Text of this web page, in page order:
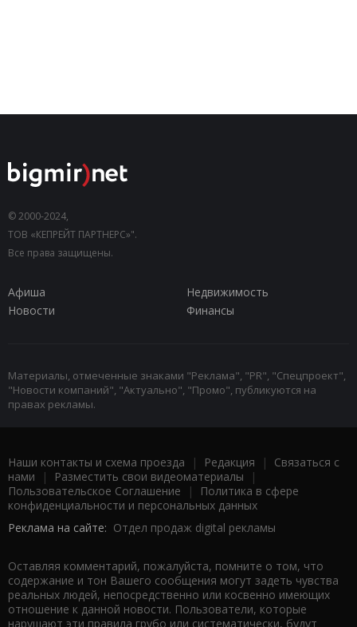
© 2000-2024,
ТОВ «КЕПРЕЙТ ПАРТНЕРС»".
Все права защищены.
Афиша
Недвижимость
Новости
Финансы
Материалы, отмеченные знаками "Реклама", "PR", "Спецпроект",
"Новости компаний", "Актуально", "Промо", публикуются на
правах рекламы.
Наши контакты и схема проезда | Редакция | Связаться с
нами | Разместить свои видеоматериалы |
Пользовательское Соглашение |
Политика в сфере
конфиденциальности и персональных данных
Реклама на сайте: Отдел продаж digital рекламы
Оставляя комментарий, пожалуйста, помните о том, что
содержание и тон Вашего сообщения могут задеть чувства
реальных людей, непосредственно или косвенно имеющих
отношение к данной новости. Пользователи, которые
нарушают эти правила грубо или систематически, будут